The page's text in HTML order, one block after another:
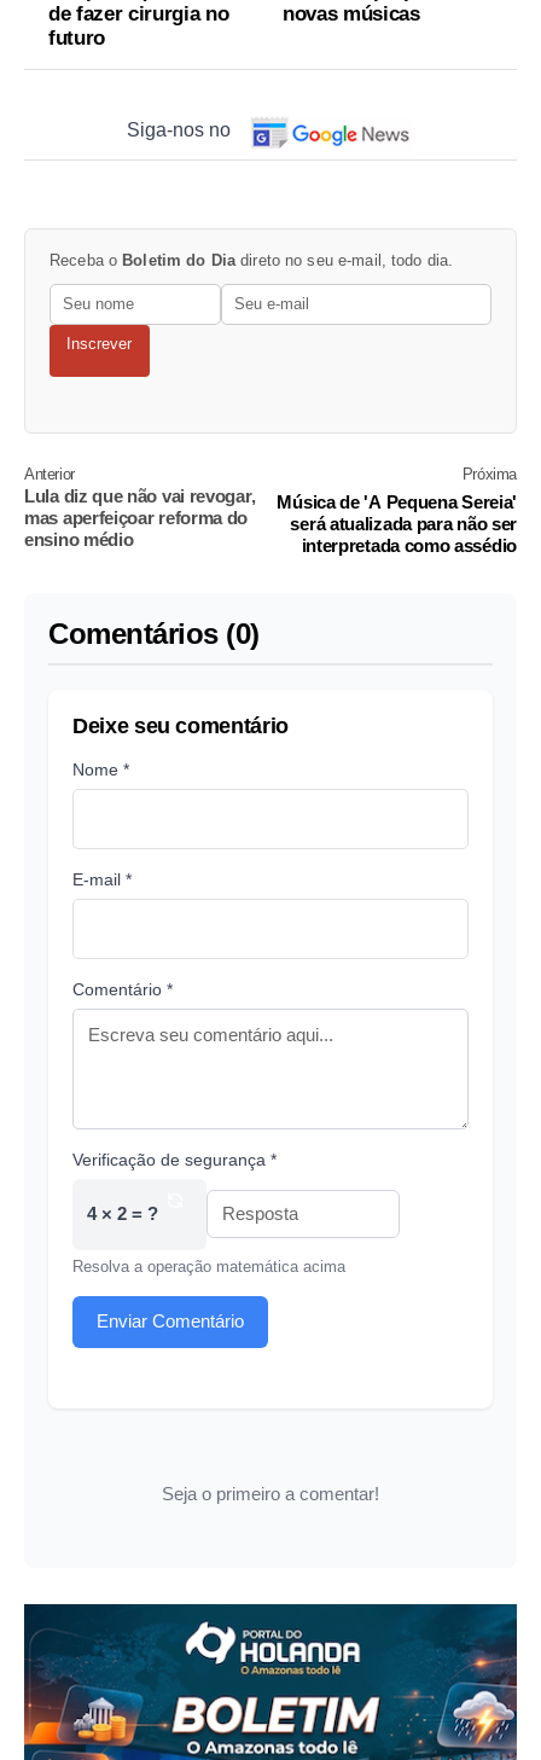
de fazer cirurgia no
futuro
novas músicas
Siga-nos no
Receba o Boletim do Diadireto no seu e-mail, todo dia.
Inscrever
Anterior
Lula diz que não vai revogar,
mas aperfeiçoar reforma do
ensino médio
Próxima
Música de 'A Pequena Sereia'
será atualizada para não ser
interpretada como assédio
Comentários (0)
Deixe seu comentário
Nome *
E-mail *
Comentário *
Verificação de segurança *
4 × 2 = ?
Resolva a operação matemática acima
Enviar Comentário
Seja o primeiro a comentar!